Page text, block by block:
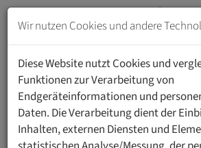
Zum
Inhalt
springen
Navigation
springen
HOME PERSONEN
Wir nutzen Cookies und andere
Diese Website nutzt Cookies und
Funktionen zur Verarbeitung von
Endgeräteinformationen und
Daten. Die Verarbeitung dient der
Inhalten, externen Diensten und